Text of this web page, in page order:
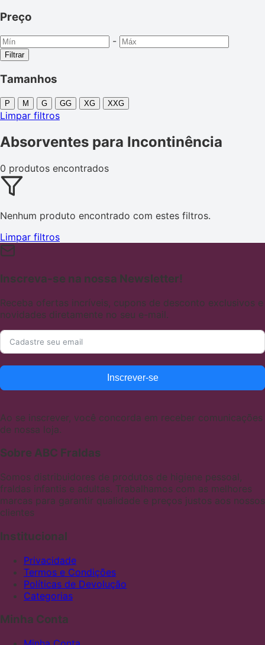
Preço
-
Filtrar
Tamanhos
P M G GG XG XXG
Limpar filtros
Absorventes para Incontinência
0 produtos encontrados
Nenhum produto encontrado com estes filtros.
Limpar filtros
Inscreva-se na nossa Newsletter!
Receba ofertas incríveis, cupons de desconto exclusivos e
novidades diretamente no seu e-mail.
Inscrever-se
Ao se inscrever, você concorda em receber comunicações
de nossa loja.
Sobre ABC Fraldas
Somos distribuidores de produtos de higiene pessoal,
fraldas infantis e adultas. Trabalhamos com as melhores
marcas para garantir qualidade e preços justos aos nossos
clientes
Institucional
Privacidade
Termos e Condições
Políticas de Devolução
Categorias
Minha Conta